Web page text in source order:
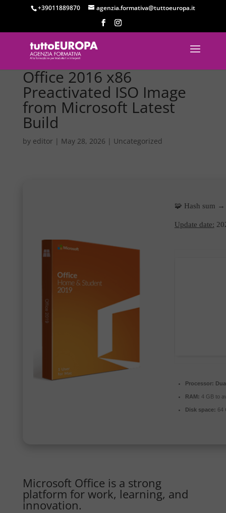
+39011889870 agenzia.formativa@tuttoeuropa.it
Office 2016 x86
Preactivated ISO Image
from Microsoft Latest
Build
by editor | May 28, 2026 | Uncategorized
🧩 Hash sum →
Update date:
Processor:
RAM: 4 GB to
Disk space: 64
Microsoft Office is a strong
platform for work, learning, and
innovation.